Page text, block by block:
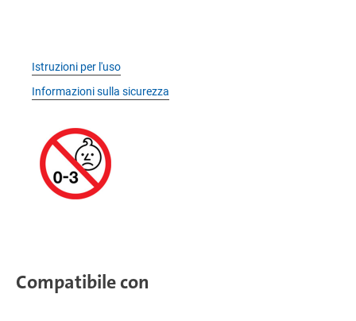
Istruzioni per l'uso
Informazioni sulla sicurezza
Compatibile con